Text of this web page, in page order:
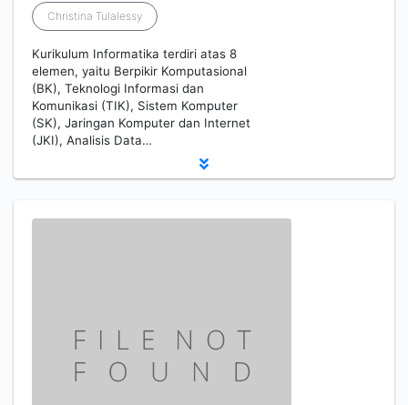
Christina Tulalessy
Kurikulum Informatika terdiri atas 8
elemen, yaitu Berpikir Komputasional
(BK), Teknologi Informasi dan
Komunikasi (TIK), Sistem Komputer
(SK), Jaringan Komputer dan Internet
(JKI), Analisis Data…